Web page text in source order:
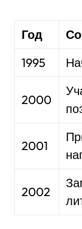
Год
1995
2000
2001
2002